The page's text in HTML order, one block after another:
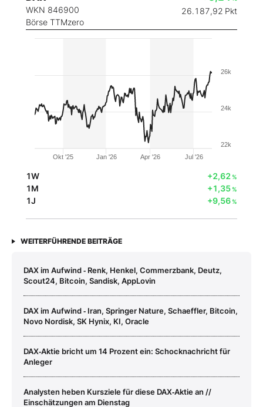
WKN 846900
Börse TTMzero
26.187,92 Pkt
Okt '25 Jan '26 Apr '26 Jul '26
22k
24k
26k
1W +2,62%
1M +1,35%
1J +9,56%
WEITERFÜHRENDE BEITRÄGE
DAX im Aufwind ‑ Renk, Henkel, Commerzbank, Deutz,
Scout24, Bitcoin, Sandisk, AppLovin
DAX im Aufwind ‑ Iran, Springer Nature, Schaeffler, Bitcoin,
Novo Nordisk, SK Hynix, KI, Oracle
DAX‑Aktie bricht um 14 Prozent ein: Schocknachricht für
Anleger
Analysten heben Kursziele für diese DAX‑Aktie an //
Einschätzungen am Dienstag